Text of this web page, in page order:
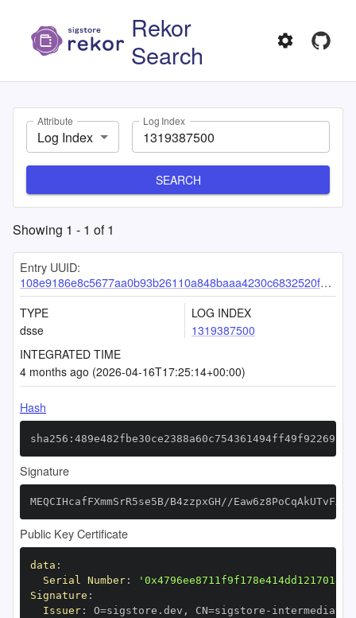
Rekor
Search
Attribute
Log Index
Log Index
SEARCH
Showing 1 - 1 of1
Entry UUID:
108e9186e8c5677aa0b93b26110a848baaa4230c6832520f966ec95936ee2f70440640e86caa68db
TYPE
dsse
LOG INDEX
1319387500
INTEGRATED TIME
4 months ago (2026-04-16T17:25:14+00:00)
Hash
Signature
MEQCIHcafFXmmSrR5se5B/B4zzpxGH//
Public Key Certificate
data :
Serial Number:
Signature :
Issuer: O=sigstore.dev , CN=sigstore -